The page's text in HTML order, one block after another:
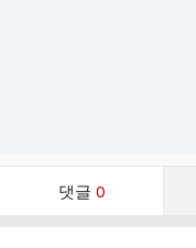
댓글 0
댓